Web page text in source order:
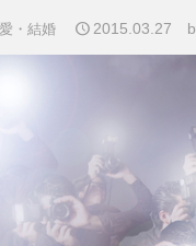
・結婚 2015.03.27